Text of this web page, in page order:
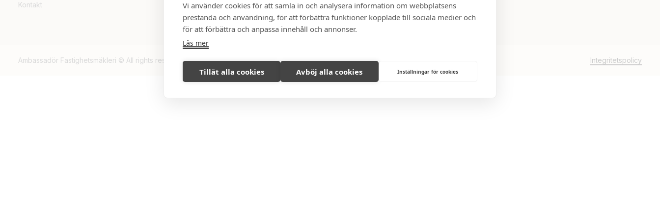
Vi använder cookies för att samla in och analysera information om webbplatsens
prestanda och användning, för att förbättra funktioner kopplade till sociala medier och
för att förbättra och anpassa innehåll och annonser.
Läs mer
Tillåt alla cookies Avböj alla cookies Inställningar för cookies
Kontakt
Ambassadör Fastighetsmäkleri © All rights reserved, 2026. Integritetspolicy